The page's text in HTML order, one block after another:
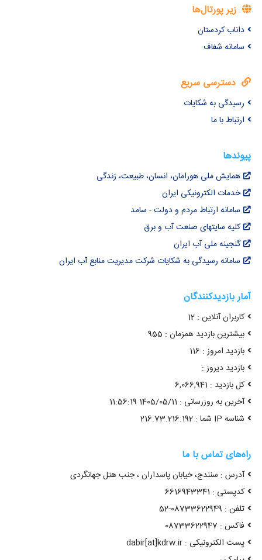
زیر پورتال‌ها
داناب کردستان
سامانه شفاف
دسترسی سریع
رسیدگی به شکایات
ارتباط با ما
پیوندها
همایش ملی هورامان، انسان، طبیعت، زندگی
خدمات الکترونیکی ایران
سامانه ارتباط مردم و دولت - سامد
کلیه سایتهای صنعت آب و برق
گنجینه ملی آب ایران
سامانه رسیدگی به شکایات شرکت مدیریت منابع آب ایران
آمار بازدیدکنندگان
کاربران آنلاین : 12
بیشترین بازدید همزمان : 955
بازدید امروز : 116
بازدید دیروز :
کل بازدید : 6,066,941
آخرین به روزرسانی : 1405/05/11 11:56:19
شناسه IP شما : 216.73.216.192
راه‌های تماس با ما
آدرس : سنندج، خیابان پاسداران ، جنب هتل جهانگردی
کدپستی : 6616943341
تلفن : 08733622949-52
فاکس : 08733622947
پست الکترونیکی : dabir[at]kdrw.ir